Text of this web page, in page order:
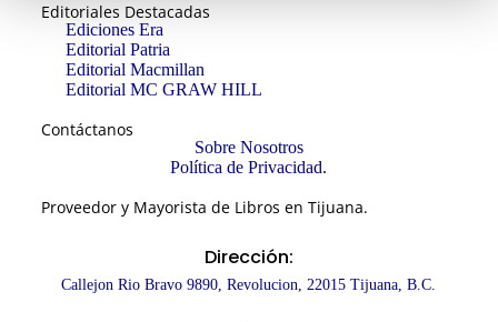
Editoriales Destacadas
Ediciones Era
Editorial Patria
Editorial Macmillan
Editorial MC GRAW HILL
Contáctanos
Sobre Nosotros
Política de Privacidad.
Proveedor y Mayorista de Libros en Tijuana.
Dirección:
Callejon Rio Bravo 9890, Revolucion, 22015 Tijuana, B.C.